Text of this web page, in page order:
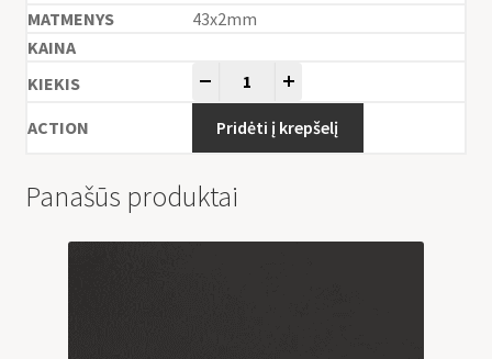
43x2mm
Pridėti į krepšelį
Panašūs produktai